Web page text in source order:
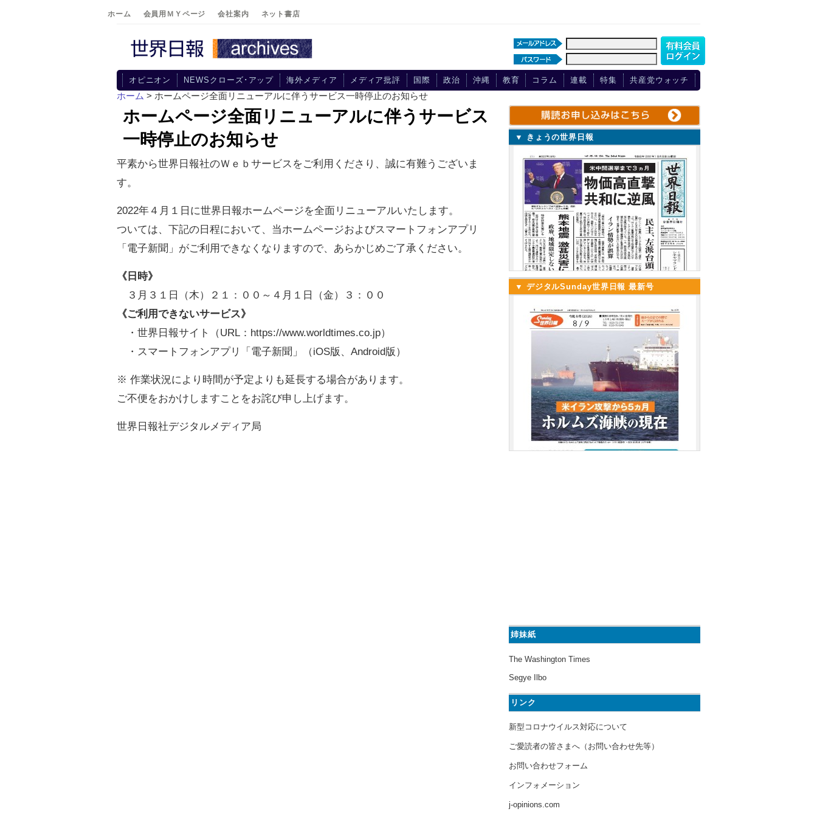
ホーム 会員用ＭＹページ 会社案内 ネット書店
オピニオン NEWSクローズ･アップ 海外メディア メディア批評 国際 政治 沖縄 教育 コラム 連載 特集 共産党ウォッチ
ホーム > ホームページ全面リニューアルに伴うサービス一時停止のお知らせ
ホームページ全面リニューアルに伴うサービス
一時停止のお知らせ
平素から世界日報社のＷｅｂサービスをご利用くださり、誠に有難うございま
す。
2022年４月１日に世界日報ホームページを全面リニューアルいたします。
ついては、下記の日程において、当ホームページおよびスマートフォンアプリ
「電子新聞」がご利用できなくなりますので、あらかじめご了承ください。
《日時》
３月３１日（木）２１：００～４月１日（金）３：００
《ご利用できないサービス》
・世界日報サイト（URL：https://www.worldtimes.co.jp）
・スマートフォンアプリ「電子新聞」（iOS版、Android版）
※ 作業状況により時間が予定よりも延長する場合があります。
ご不便をおかけしますことをお詫び申し上げます。
世界日報社デジタルメディア局
▼ きょうの世界日報
▼ デジタルSunday世界日報 最新号
姉妹紙
The Washington Times
Segye Ilbo
リンク
新型コロナウイルス対応について
ご愛読者の皆さまへ（お問い合わせ先等）
お問い合わせフォーム
インフォメーション
j-opinions.com